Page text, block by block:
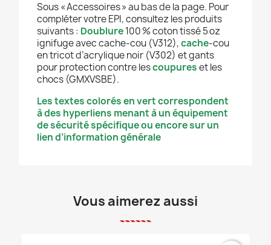
Sous « Accessoires » au bas de la page. Pour
compléter votre EPI, consultez les produits
suivants : Doublure100 % coton tissé 5 oz
ignifuge avec cache‑cou (V312),cache‑cou
en tricot d’acrylique noir (V302) et gants
pour protection contre lescoupureset les
chocs (GMXVSBE).
Les textes colorés en vert correspondent
à des hyperliens menant à un équipement
de sécurité spécifique ou encore sur un
lien d’information générale
Vous aimerez aussi